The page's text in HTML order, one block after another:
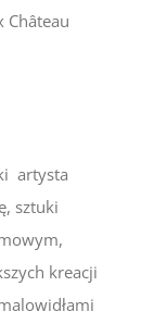
Château
artysta
sztuki
kreacji